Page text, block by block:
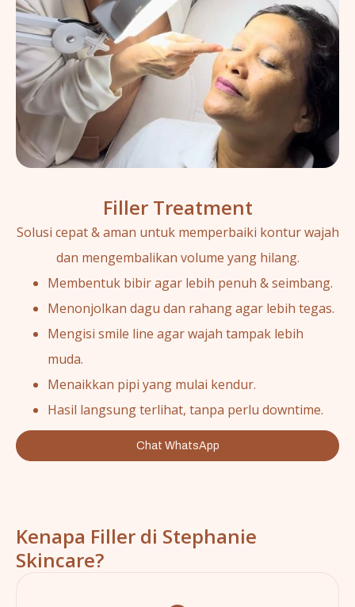
Filler Treatment
Solusi cepat & aman untuk memperbaiki kontur wajah
dan mengembalikan volume yang hilang.
Membentuk bibir agar lebih penuh & seimbang.
Menonjolkan dagu dan rahang agar lebih tegas.
Mengisi smile line agar wajah tampak lebih
muda.
Menaikkan pipi yang mulai kendur.
Hasil langsung terlihat, tanpa perlu downtime.
Chat WhatsApp
Kenapa Filler di Stephanie
Skincare?